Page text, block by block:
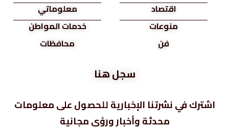
اقتصاد
منوعات
فن
معلوماتي
خدمات المواطن
محافظات
سجل هنا
اشترك في نشرتنا الإخبارية للحصول على معلومات
محدثة وأخبار ورؤى مجانية